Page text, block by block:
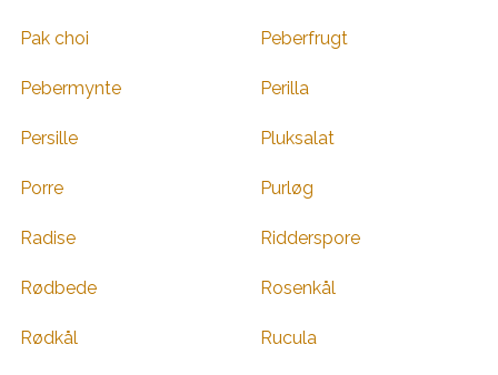
Pak choi Peberfrugt
Pebermynte Perilla
Persille Pluksalat
Porre Purløg
Radise Ridderspore
Rødbede Rosenkål
Rødkål Rucula